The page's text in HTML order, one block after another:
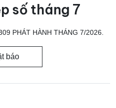
số tháng 7
PHÁT HÀNH THÁNG 7/2026.
báo